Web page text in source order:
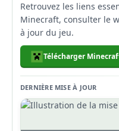
Retrouvez les liens
Minecraft, consulter le
à jour du jeu.
Télécharger
DERNIÈRE MISE À JOUR